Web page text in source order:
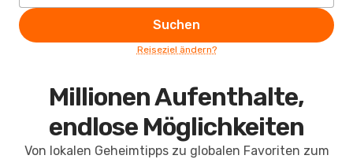
Suchen
Reiseziel ändern?
Millionen Aufenthalte,
endlose Möglichkeiten
Von lokalen Geheimtipps zu globalen Favoriten zum